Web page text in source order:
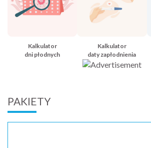
Kalkulator
dni płodnych
Kalkulator
daty zapłodnienia
PAKIETY